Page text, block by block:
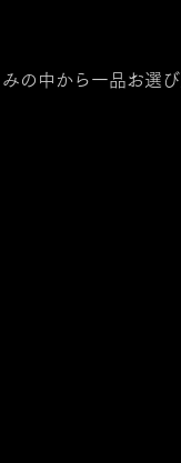
中から一品お選び